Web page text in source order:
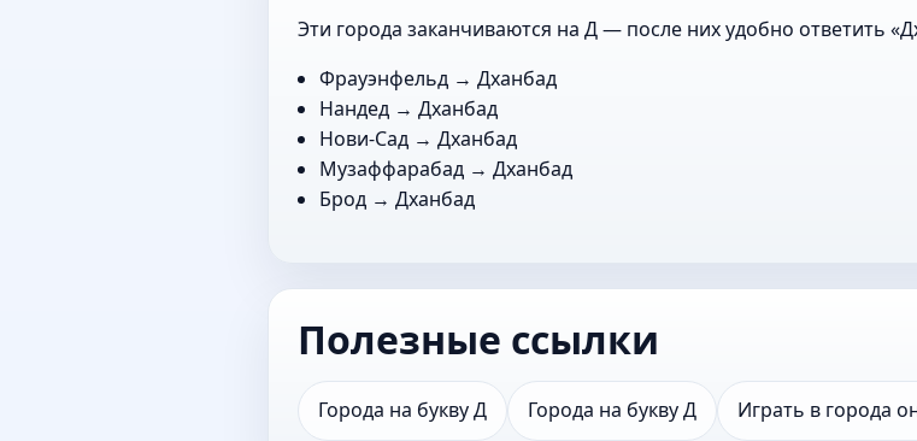
Эти города заканчиваются на Д — после них удобно ответить
Фрауэнфельд → Дханбад
Нандед → Дханбад
Нови-Сад → Дханбад
Музаффарабад → Дханбад
Брод → Дханбад
Полезные ссылки
Города на букву Д Города на букву Д Играть в города